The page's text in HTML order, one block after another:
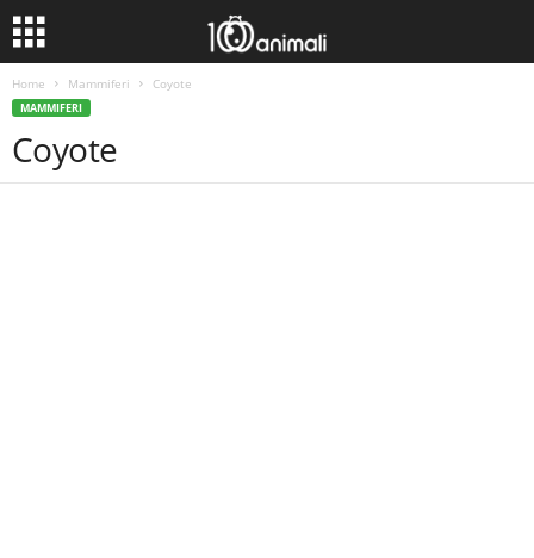
Home Mammiferi Coyote
MAMMIFERI
Coyote